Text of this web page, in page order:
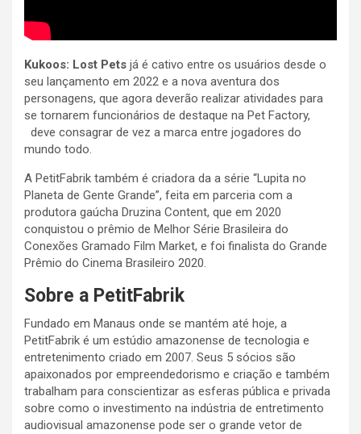
Kukoos: Lost Pets já é cativo entre os usuários desde o
seu lançamento em 2022 e a nova aventura dos
personagens, que agora deverão realizar atividades para
se tornarem funcionários de destaque na Pet Factory,
deve consagrar de vez a marca entre jogadores do
mundo todo.
A PetitFabrik também é criadora da a série “Lupita no
Planeta de Gente Grande”, feita em parceria com a
produtora gaúcha Druzina Content, que em 2020
conquistou o prêmio de Melhor Série Brasileira do
Conexões Gramado Film Market, e foi finalista do Grande
Prêmio do Cinema Brasileiro 2020.
Sobre a PetitFabrik
Fundado em Manaus onde se mantém até hoje, a
PetitFabrik é um estúdio amazonense de tecnologia e
entretenimento criado em 2007. Seus 5 sócios são
apaixonados por empreendedorismo e criação e também
trabalham para conscientizar as esferas pública e privada
sobre como o investimento na indústria de entretimento
audiovisual amazonense pode ser o grande vetor de